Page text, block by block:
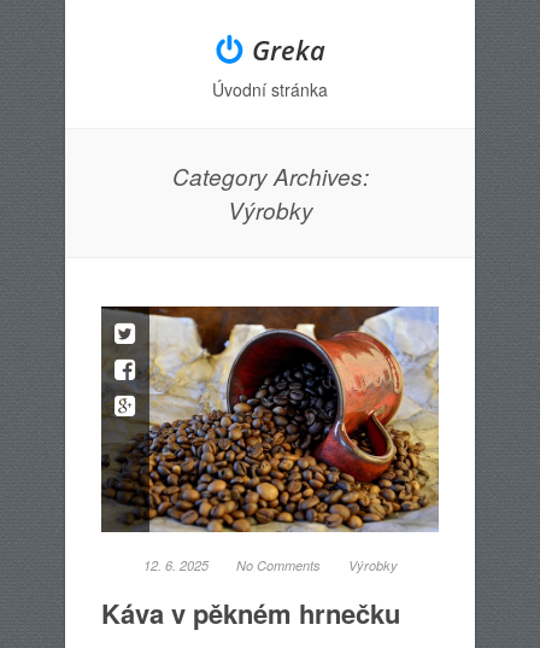
Greka
Skip to contentÚvodní stránka
Category Archives:
Výrobky
12. 6. 2025 No Comments Výrobky
Káva v pěkném hrnečku